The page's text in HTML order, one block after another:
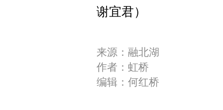
谢宜君）
来源：融北湖
作者：虹桥
编辑：何红桥